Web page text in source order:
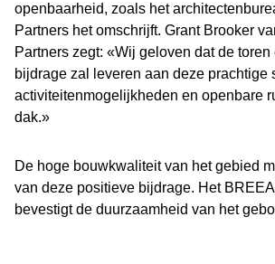
openbaarheid, zoals het
Partners het omschrijft. Grant Brooker
Partners zegt: «Wij geloven dat de
bijdrage zal leveren aan deze prachtige
activiteitenmogelijkheden en openbare
dak.»
De hoge bouwkwaliteit van het gebied
van deze positieve bijdrage. Het
bevestigt de duurzaamheid van het